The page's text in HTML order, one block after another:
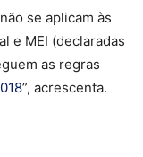
se aplicam às
e MEI (declaradas
as regras
”, acrescenta.